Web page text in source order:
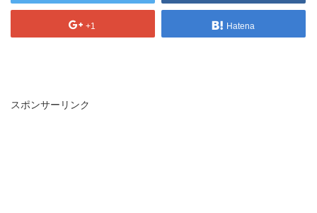
+1 Hatena
スポンサーリンク